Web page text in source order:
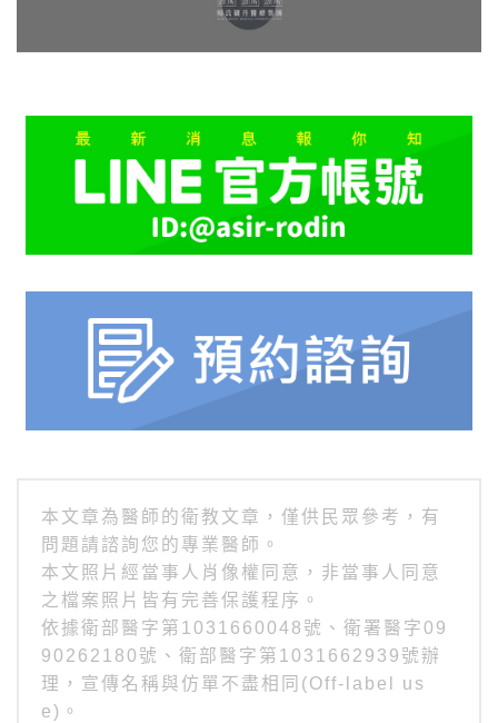
本文章為醫師的衛教文章，僅供民眾參考，有
問題請諮詢您的專業醫師。
本文照片經當事人肖像權同意，非當事人同意
之檔案照片皆有完善保護程序。
依據衛部醫字第1031660048號、衛署醫字09
90262180號、衛部醫字第1031662939號辦
理，宣傳名稱與仿單不盡相同(Off-label us
e)。